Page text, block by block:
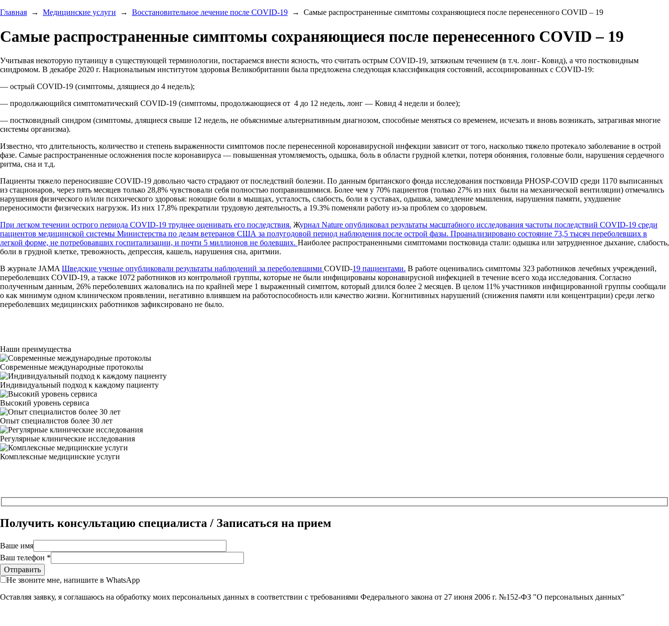
Главная
→ Медицинские услуги → Восстановительное лечение после COVID-19 → Самые распространенные симптомы сохраняющиеся после перенесенного COVID – 19
Самые распространенные симптомы сохраняющиеся после перенесенного COVID – 19
Учитывая некоторую путаницу в существующей терминологии, постараемся внести ясность, что считать острым COVID-19, затяжным течением (в т.ч. лонг- Ковид), а что постковидным
синдромом. В декабре 2020 г. Национальным институтом здоровья Великобритании была предложена следующая классификация состояний, ассоциированных с COVID-19:
— острый COVID-19 (симптомы, длящиеся до 4 недель);
— продолжающийся симптоматический COVID-19 (симптомы, продолжающиеся от 4 до 12 недель, лонг — Ковид 4 недели и более);
— постковидный синдром (симптомы, длящиеся свыше 12 недель, не объяснимые альтернативным диагнозом, способные меняться со временем, исчезать и вновь возникать, затрагивая многие
системы организма).
Известно, что длительность, количество и степень выраженности симптомов после перенесенной коронавирусной инфекции зависит от того, насколько тяжело протекало заболевание в острой
фазе. Самые распространенные осложнения после коронавируса — повышенная утомляемость, одышка, боль в области грудной клетки, потеря обоняния, головные боли, нарушения сердечного
ритма, сна и т.д.
Пациенты тяжело переносившие COVID-19 довольно часто страдают от последствий болезни. По данным британского фонда исследования постковида PHOSP-COVID среди 1170 выписанных
из стационаров, через пять месяцев только 28,8% чувствовали себя полностью поправившимися. Более чем у 70% пациентов (только 27% из них были на механической вентиляции) отмечались
нарушения физического и/или психического здоровья: ноющие боли в мышцах, усталость, слабость, боли в суставах, одышка, замедление мышления, нарушения памяти, ухудшение
переносимости физических нагрузок. Из них 17,8% прекратили трудовую деятельность, а 19.3% поменяли работу из-за проблем со здоровьем.
При легком течении острого периода COVID-19 труднее оценивать его последствия. Журнал Nature опубликовал результаты масштабного исследования частоты последствий COVID-19 среди
пациентов медицинской системы Министерства по делам ветеранов США за полугодовой период наблюдения после острой фазы. Проанализировано состояние 73,5 тысяч переболевших в
легкой форме, не потребовавших госпитализации, и почти 5 миллионов не болевших. Наиболее распространенными симптомами постковида стали: одышка или затрудненное дыхание, слабость,
боли в грудной клетке, тревожность, депрессия, кашель, нарушения сна, аритмии.
В журнале JAMA Шведские ученые опубликовали результаты наблюдений за переболевшими COVID-19 пациентами. В работе оценивались симптомы 323 работников лечебных учреждений,
переболевших COVID-19, а также 1072 работников из контрольной группы, которые не были инфицированы коронавирусной инфекцией в течение всего хода исследования. Согласно
полученным данным, 26% переболевших жаловались на по крайней мере 1 выраженный симптом, который длился более 2 месяцев. В целом 11% участников инфицированной группы сообщали
о как минимум одном клиническом проявлении, негативно влиявшем на работоспособность или качество жизни. Когнитивных нарушений (снижения памяти или концентрации) среди легко
переболевших медицинских работников зафиксировано не было.
Наши преимущества
Современные международные протоколы
Индивидуальный подход к каждому пациенту
Высокий уровень сервиса
Опыт специалистов более 30 лет
Регулярные клинические исследования
Комплексные медицинские услуги
Получить консультацию специалиста / Записаться на прием
Ваше имя
Ваш телефон *
Не звоните мне, напишите в WhatsApp
Оставляя заявку, я соглашаюсь на обработку моих персональных данных в соответствии с требованиями Федерального закона от 27 июня 2006 г. №152-ФЗ "О персональных данных"